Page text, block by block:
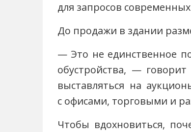
для запросов
До продажи в здании
— Это не единственное
обустройства, —
выставляться на
с офисами, торговыми и
Чтобы вдохновиться,